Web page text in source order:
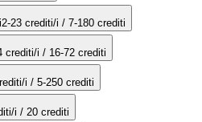
2-23 crediti/i / 7-180 crediti
crediti/i / 16-72 crediti
i / 5-250 crediti
i / 20 crediti